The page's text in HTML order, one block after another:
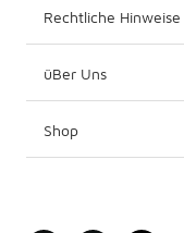
Rechtliche Hinweise
üBer Uns
Shop